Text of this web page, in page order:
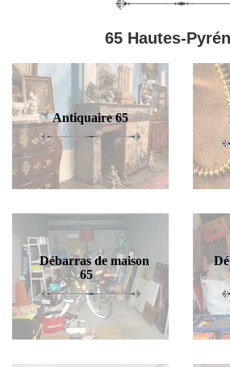
65 Hautes-
Antiquaire 65
Débarras de maison
65